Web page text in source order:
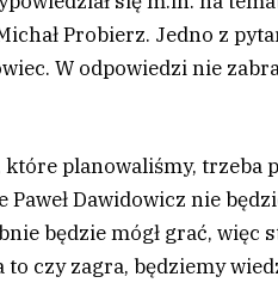
Probierz. Jedno z
W odpowiedzi nie
planowaliśmy, trzeba
Dawidowicz nie
będzie mógł grać, więc
czy zagra, będziemy